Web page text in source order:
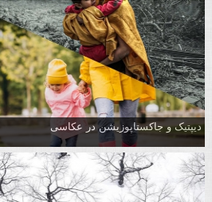
دیپتیک و جاکستا‌پوزیشن در عکاسی